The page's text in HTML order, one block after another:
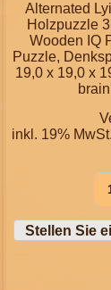
Alternated
Holzpuzzle
Wooden IQ
Puzzle,
19,0 x 19,0 x
inkl. 19%
Stellen Sie